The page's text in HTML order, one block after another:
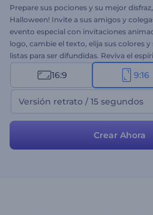
Prepare sus pociones y su mejor
Halloween! Invite a sus amigos y
evento especial con invitaciones
logo, cambie el texto, elija sus colores
listas para ser difundidas. Reviva el
plantilla. ¡Pruébelo hoy mismo!
16:9 9:16
Versión retrato / 15 segundos
Crear Ahora